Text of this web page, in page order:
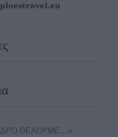
ΘΕΛΟΥΜΕ…»